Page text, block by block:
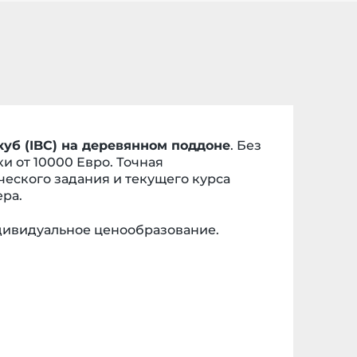
(IBC) на деревянном поддоне. Без
от 10000 Евро. Точная
задания и текущего курса
ценообразование.